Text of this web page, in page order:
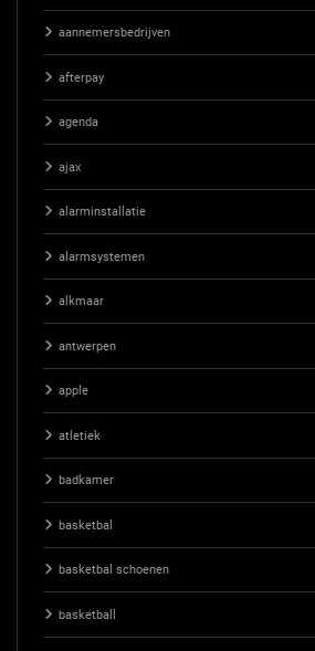
aannemersbedrijven
afterpay
agenda
ajax
alarminstallatie
alarmsystemen
alkmaar
antwerpen
apple
atletiek
badkamer
basketbal
basketbal schoenen
basketball